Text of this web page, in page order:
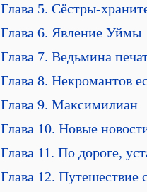
Глава 5. Сёстры-
Глава 6. Явление Уймы
Глава 7. Ведьмина
Глава 8. Некромантов
Глава 9. Максимилиан
Глава 10. Новые
Глава 11. По дороге,
Глава 12. Путешествие